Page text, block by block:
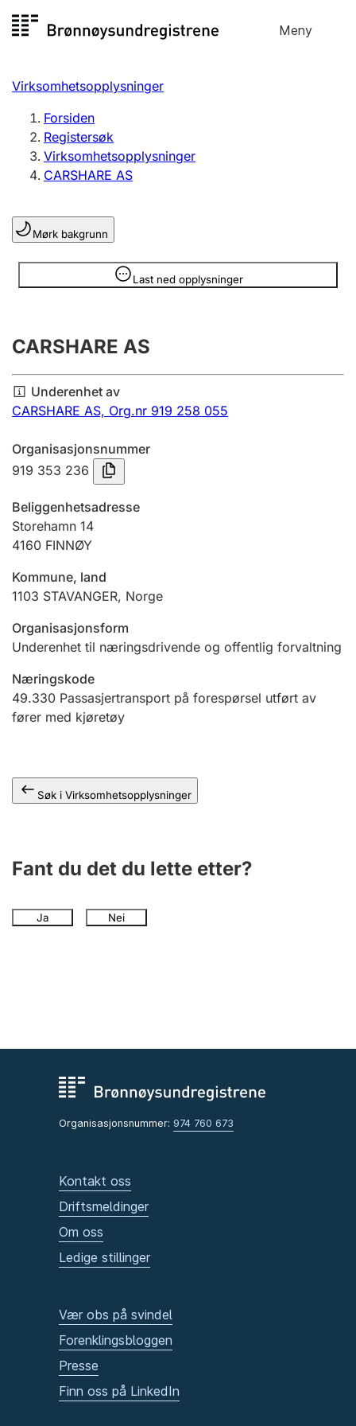
til
Meny
Registersøk
Aksjeselskap
Enkeltpersonforetak
Registrere, endre, slette
Lag og forening
Registrere, endre, slette
Årsregnskap
Innsending og forsinkelsesgebyr
Tinglysing
Jeger
Betaling og jegeravgiftskort
Ektepaktveileder
Andre tema
Virksomhetsopplysninger
Forsiden
Registersøk
Virksomhetsopplysninger
CARSHARE AS
Mørk bakgrunn
Last ned opplysninger
Opplysninger er skjult
CARSHARE AS
Underenhet av
CARSHARE AS, Org.nr 919 258 055
Organisasjonsnummer
919 353 236
Beliggenhetsadresse
Storehamn 14
4160 FINNØY
Kommune, land
1103 STAVANGER, Norge
Organisasjonsform
Underenhet til næringsdrivende og offentlig forvaltning
Næringskode
49.330 Passasjertransport på forespørsel utført av
fører med kjøretøy
Søk i Virksomhetsopplysninger
Fant du det du lette etter?
Ja Nei
Organisasjonsnummer: 974 760 673
Kontakt oss
Driftsmeldinger
Om oss
Ledige stillinger
Vær obs på svindel
Forenklingsbloggen
Presse
Finn oss på LinkedIn